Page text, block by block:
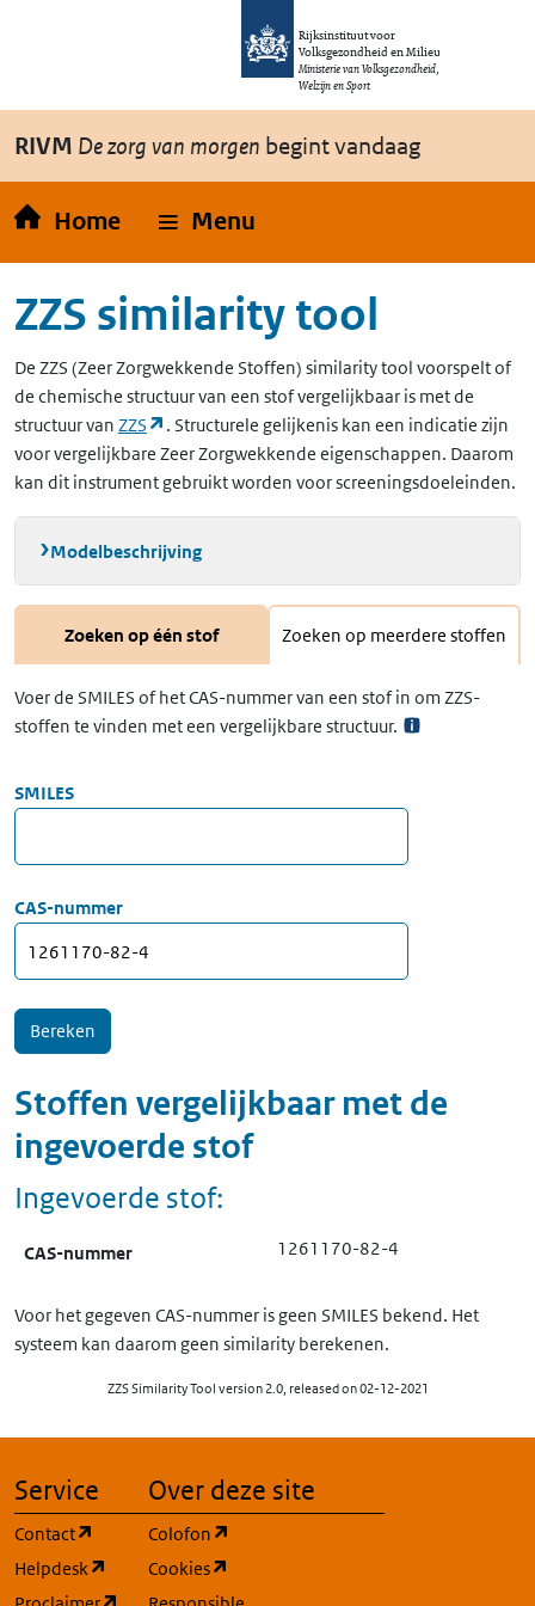
Overslaan en naar de inhoud gaan
Rijksinstituut voor
Volksgezondheid en Milieu
Ministerie van Volksgezondheid,
Welzijn en Sport
RIVM De zorg van morgen begint vandaag
Home Menu
ZZS similarity tool
De ZZS (Zeer Zorgwekkende Stoffen) similarity tool voorspelt of
de chemische structuur van een stof vergelijkbaar is met de
structuur van ZZS (opent in een nieuw tabblad)
. Structurele gelijkenis kan een indicatie zijn
voor vergelijkbare Zeer Zorgwekkende eigenschappen. Daarom
kan dit instrument gebruikt worden voor screeningsdoeleinden.
Modelbeschrijving
Zoeken op één stof Zoeken op meerdere stoffen
Voer de SMILES of het CAS-nummer van een stof in om ZZS-
stoffen te vinden met een vergelijkbare structuur.
SMILES
CAS-nummer
Stoffen vergelijkbaar met de
ingevoerde stof
Ingevoerde stof:
CAS-nummer 1261170-82-4
Voor het gegeven CAS-nummer is geen SMILES bekend. Het
systeem kan daarom geen similarity berekenen.
ZZS Similarity Tool version 2.0, released on 02-12-2021
Service
Contact
(opent in een nieuw tabblad)
Helpdesk
(opent in een nieuw tabblad)
Over deze site
Colofon
Cookies